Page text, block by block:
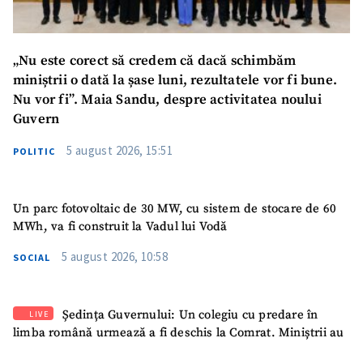
„Nu este corect să credem că dacă schimbăm
miniștrii o dată la șase luni, rezultatele vor fi bune.
Nu vor fi”. Maia Sandu, despre activitatea noului
Guvern
POLITIC 5 august 2026, 15:51
Un parc fotovoltaic de 30 MW, cu sistem de stocare de 60
MWh, va fi construit la Vadul lui Vodă
SOCIAL 5 august 2026, 10:58
LIVE
Ședința Guvernului: Un colegiu cu predare în
limba română urmează a fi deschis la Comrat. Miniștrii au